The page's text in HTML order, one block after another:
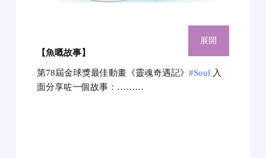
【魚嘅故事】
第78屆金球獎最佳動畫《靈魂奇遇記》 #Soul 入
面分享咗一個故事：………
展開